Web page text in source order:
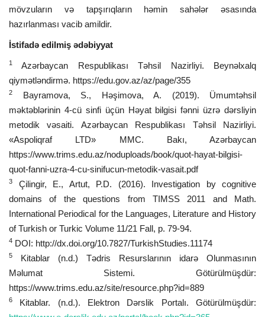
mövzuların və tapşırıqların həmin sahələr əsasında
hazırlanması vacib amildir.
İstifadə edilmiş ədəbiyyat
1
Azərbaycan Respublikası Təhsil Nazirliyi. Beynəlxalq
qiymətləndirmə. https://edu.gov.az/az/page/355
2
Bayramova, S., Həşimova, A. (2019). Ümumtəhsil
məktəblərinin 4-cü sinfi üçün Həyat bilgisi fənni üzrə dərsliyin
metodik vəsaiti. Azərbaycan Respublikası Təhsil Nazirliyi.
«Aspoliqraf LTD» MMC. Bakı, Azərbaycan
https://www.trims.edu.az/noduploads/book/quot-hayat-bilgisi-
quot-fanni-uzra-4-cu-sinifucun-metodik-vasait.pdf
3
Çilingir, E., Artut, P.D. (2016). Investigation by cognitive
domains of the questions from TIMSS 2011 and Math.
International Periodical for the Languages, Literature and History
of Turkish or Turkic Volume 11/21 Fall, p. 79-94.
4 DOI: http://dx.doi.org/10.7827/TurkishStudies.11174
5
Kitablar (n.d.) Tədris Resurslarının idarə Olunmasının
Məlumat Sistemi. Götürülmüşdür:
https://www.trims.edu.az/site/resource.php?id=889
6
Kitablar. (n.d.). Elektron Dərslik Portalı. Götürülmüşdür: